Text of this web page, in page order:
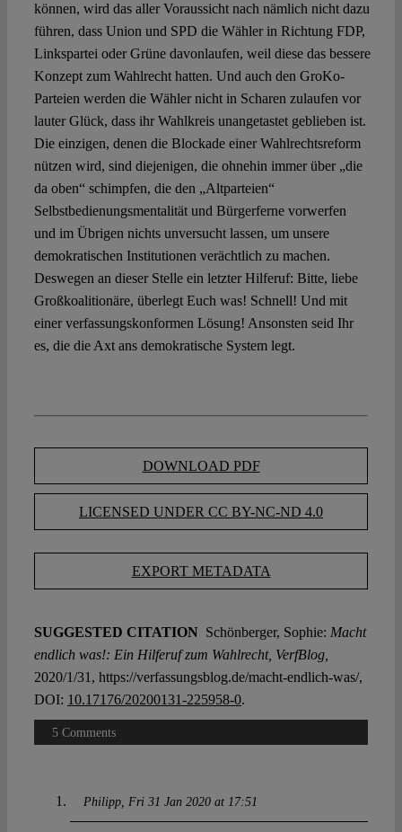
können, wird das aller Voraussicht nach nämlich nicht dazu
führen, dass Union und SPD die Wähler in Richtung FDP,
Linkspartei oder Grüne davonlaufen, weil diese das bessere
Konzept zum Wahlrecht hatten. Und auch den GroKo-
Parteien werden die Wähler nicht in Scharen zulaufen vor
lauter Glück, dass ihr Wahlkreis unangetastet geblieben ist.
Die einzigen, denen die Blockade einer Wahlrechtsreform
nützen wird, sind diejenigen, die ohnehin immer über „die
da oben“ schimpfen, die den „Altparteien“
Selbstbedienungsmentalität und Bürgerferne vorwerfen
und im Übrigen nichts unversucht lassen, um unsere
demokratischen Institutionen verächtlich zu machen.
Deswegen an dieser Stelle ein letzter Hilferuf: Bitte, liebe
Großkoalitionäre, überlegt Euch was! Schnell! Und mit
einer verfassungskonformen Lösung! Ansonsten seid Ihr
es, die die Axt ans demokratische System legt.
DOWNLOAD PDF
LICENSED UNDER CC BY-NC-ND 4.0
EXPORT METADATA
SUGGESTED CITATION Schönberger, Sophie: Macht
endlich was!: Ein Hilferuf zum Wahlrecht, VerfBlog,
2020/1/31, https://verfassungsblog.de/macht-endlich-was/,
DOI: 10.17176/20200131-225958-0.
5 Comments
Philipp Fri 31 Jan 2020 at 17:51